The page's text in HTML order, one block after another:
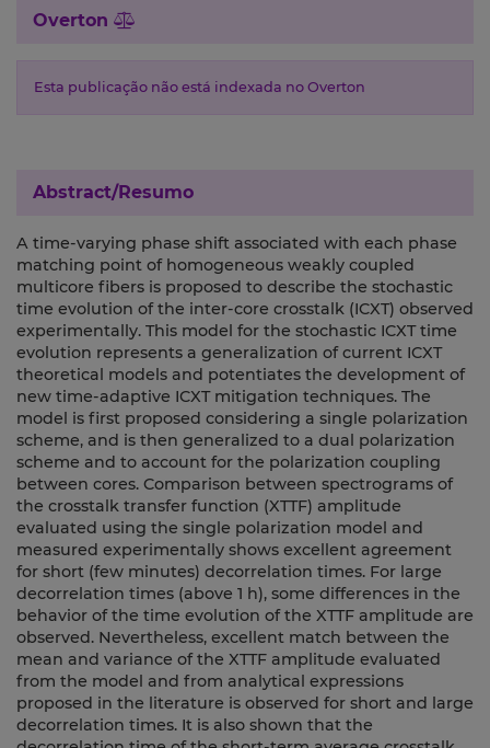
Overton
Esta publicação não está indexada no Overton
Abstract/Resumo
A time-varying phase shift associated with each phase
matching point of homogeneous weakly coupled
multicore fibers is proposed to describe the stochastic
time evolution of the inter-core crosstalk (ICXT) observed
experimentally. This model for the stochastic ICXT time
evolution represents a generalization of current ICXT
theoretical models and potentiates the development of
new time-adaptive ICXT mitigation techniques. The
model is first proposed considering a single polarization
scheme, and is then generalized to a dual polarization
scheme and to account for the polarization coupling
between cores. Comparison between spectrograms of
the crosstalk transfer function (XTTF) amplitude
evaluated using the single polarization model and
measured experimentally shows excellent agreement
for short (few minutes) decorrelation times. For large
decorrelation times (above 1 h), some differences in the
behavior of the time evolution of the XTTF amplitude are
observed. Nevertheless, excellent match between the
mean and variance of the XTTF amplitude evaluated
from the model and from analytical expressions
proposed in the literature is observed for short and large
decorrelation times. It is also shown that the